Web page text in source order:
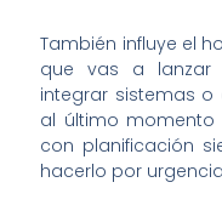
También influye el
que vas a lanzar
integrar sistemas
al último momento
con planificación
hacerlo por